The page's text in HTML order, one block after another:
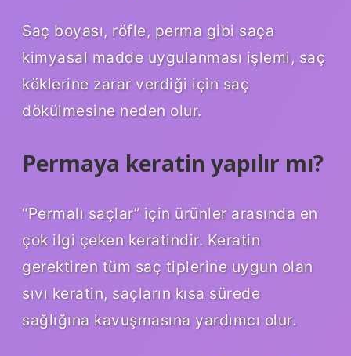
Saç boyası, röfle, perma gibi saça
kimyasal madde uygulanması işlemi, saç
köklerine zarar verdiği için saç
dökülmesine neden olur.
Permaya keratin yapılır mı?
“Permalı saçlar” için ürünler arasında en
çok ilgi çeken keratindir. Keratin
gerektiren tüm saç tiplerine uygun olan
sıvı keratin, saçların kısa sürede
sağlığına kavuşmasına yardımcı olur.